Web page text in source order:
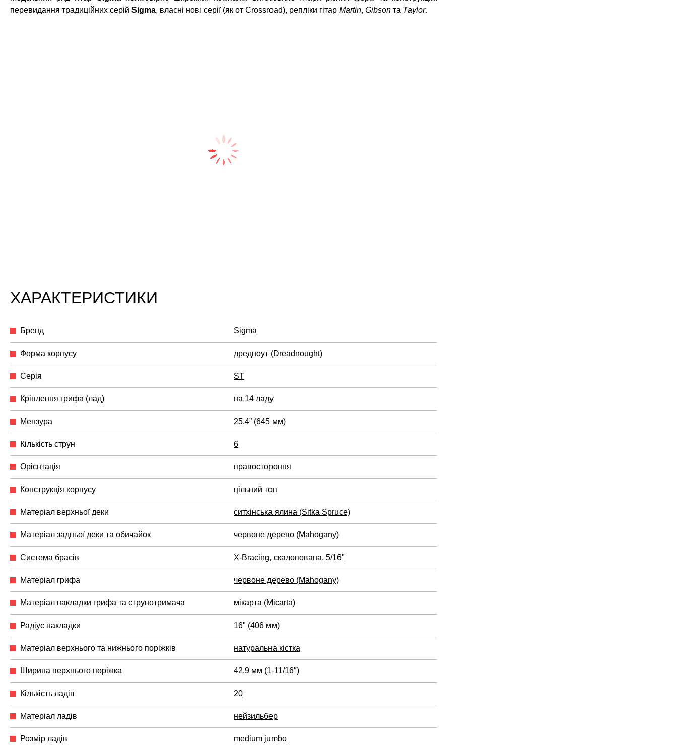
перевидання традиційних серій Sigma, власні нові серії (як от Crossroad), репліки гітар Martin, Gibson та Taylor.
ХАРАКТЕРИСТИКИ
Бренд Sigma
Форма корпусу дредноут (Dreadnought)
Серія ST
Кріплення грифа (лад) на 14 ладу
Мензура 25.4” (645 мм)
Кількість струн 6
Орієнтація правостороння
Конструкція корпусу цільний топ
Матеріал верхньої деки ситхінська ялина (Sitka Spruce)
Матеріал задньої деки та обичайок червоне дерево (Mahogany)
Система брасів X-Bracing, скалопована, 5/16"
Матеріал грифа червоне дерево (Mahogany)
Матеріал накладки грифа та струнотримача мікарта (Micarta)
Радіус накладки 16" (406 мм)
Матеріал верхнього та нижнього поріжків натуральна кістка
Ширина верхнього поріжка 42,9 мм (1-11/16″)
Кількість ладів 20
Матеріал ладів нейзильбер
Розмір ладів medium jumbo